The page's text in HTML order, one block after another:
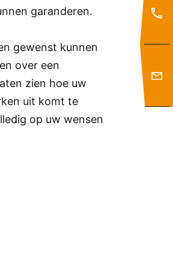
garanderen.
gewenst kunnen
over een
zien hoe uw
uit komt te
op uw wensen